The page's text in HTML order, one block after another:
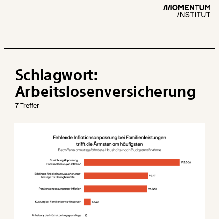
Verteilung
Klima
Datensätze
Text second
Schlagwort:
Arbeitslosenversicherung
7 Treffer